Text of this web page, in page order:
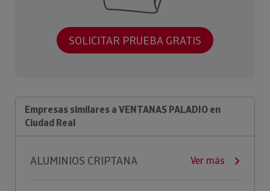
SOLICITAR PRUEBA GRATIS
Empresas similares a VENTANAS PALADIO en
Ciudad Real
ALUMINIOS CRIPTANA Ver más